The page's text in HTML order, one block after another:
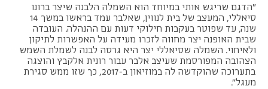
"הדגם שריגש אותי במיוחד הוא השמלה הלבנה שיצר ברונו
סיאללי, המעצב של בית לנווין, שאלבר עמד בראשו במשך 14
שנה, עד שפוטר בעקבות חילוקי דעות עם ההנהלה. העובדה
שבית האופנה יצר מחווה לזכרו מעידה על האפשרות לתיקון
ולאיחוי. השמלה שסיאללי יצר היא גרסה לבנה לשמלת השמש
הצהובה המפורסמת שעיצב אלבר עבור רונית אלקבץ והוצגה
בתערוכה שהוקדשה לה במוזיאון ב-2017, כך שזו ממש סגירת
מעגל".